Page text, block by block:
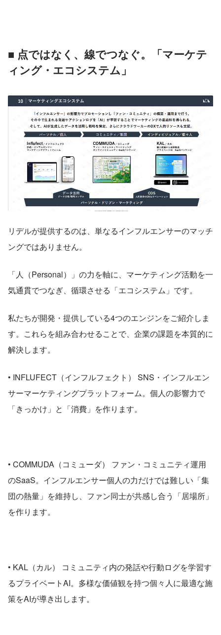
■ 点ではなく、線でつなぐ。「マーケテ
ィング・エコシステム」
リデルが提供するのは、単なるインフルエンサーのマッチ
ングではありません。
「人（Personal）」の力を軸に、マーケティング活動を一
気通貫でつなぎ、循環させる「エコシステム」です。
私たちが開発・提供している4つのエンジンをご紹介しま
す。これらを組み合わせることで、企業の課題を本質的に
解決します。
• INFLUFECT（インフルフェクト） SNS・インフルエン
サーマーケティングプラットフォーム。個人の影響力で
「きっかけ」と「消費」を作ります。
• COMMUDA（コミューダ） ファン・コミュニティ運用
のSaaS。インフルエンサー個人の力だけでは難しい「集
団の熱量」を維持し、ファン同士が共感し合う「居場所」
を作ります。
• KAL（カル） コミュニティ内の発話や行動ログを学習す
るプライベートAI。多様な価値観を持つ個々人に最適な施
策をAIが導き出します。